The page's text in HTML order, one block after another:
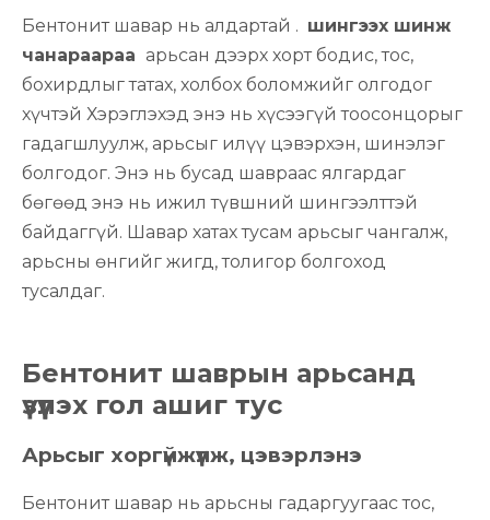
Бентонит шавар нь алдартай . шингээх шинж
чанараараа арьсан дээрх хорт бодис, тос,
бохирдлыг татах, холбох боломжийг олгодог
хүчтэй Хэрэглэхэд энэ нь хүсээгүй тоосонцорыг
гадагшлуулж, арьсыг илүү цэвэрхэн, шинэлэг
болгодог. Энэ нь бусад шавраас ялгардаг
бөгөөд энэ нь ижил түвшний шингээлттэй
байдаггүй. Шавар хатах тусам арьсыг чангалж,
арьсны өнгийг жигд, толигор болгоход
тусалдаг.
Бентонит шаврын арьсанд
үзүүлэх гол ашиг тус
Арьсыг хоргүйжүүлж, цэвэрлэнэ
Бентонит шавар нь арьсны гадаргуугаас тос,